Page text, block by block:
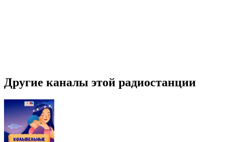
Другие каналы этой радиостанции